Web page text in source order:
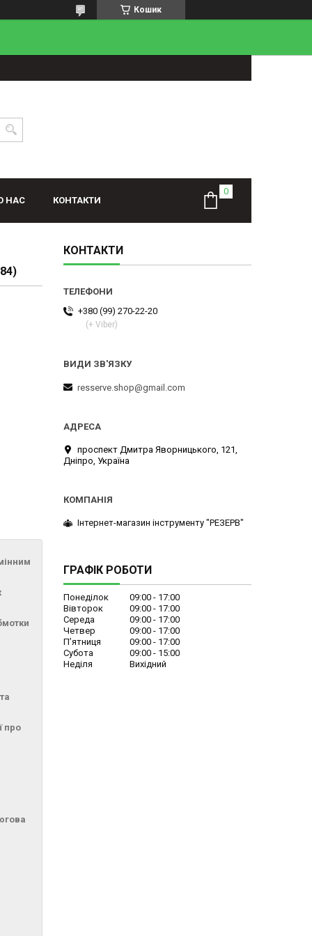
Кошик
НАС КОНТАКТИ
про
КОНТАКТИ
+380 (99) 270-22-20
(+ Viber)
resserve.shop@gmail.com
проспект Дмитра Яворницького, 121,
Дніпро, Україна
Інтернет-магазин інструменту "РЕЗЕРВ"
ГРАФІК РОБОТИ
Понеділок 09:00
17:00
Вівторок
09:00
17:00
Середа
09:00
17:00
Четвер
09:00
17:00
Пʼятниця
09:00
17:00
Субота
09:00
15:00
Неділя
Вихідний